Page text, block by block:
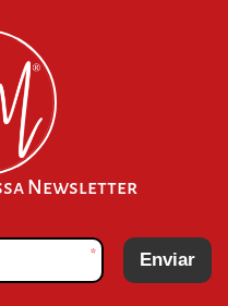
Newsletter
* Enviar